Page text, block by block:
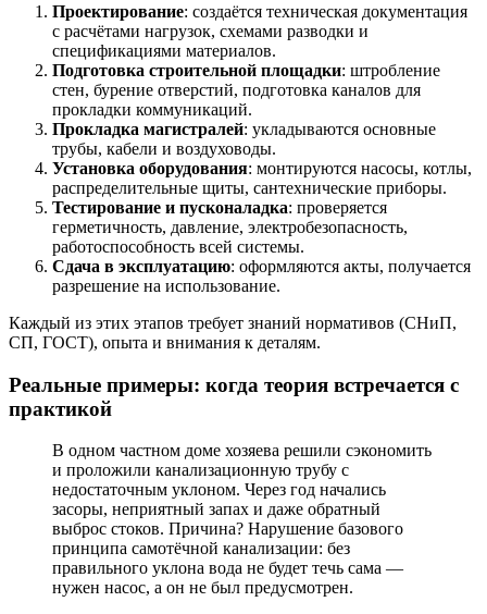
Проектирование: создаётся техническая документация
с расчётами нагрузок, схемами разводки и
спецификациями материалов.
Подготовка строительной площадки: штробление
стен, бурение отверстий, подготовка каналов для
прокладки коммуникаций.
Прокладка магистралей: укладываются основные
трубы, кабели и воздуховоды.
Установка оборудования: монтируются насосы, котлы,
распределительные щиты, сантехнические приборы.
Тестирование и пусконаладка: проверяется
герметичность, давление, электробезопасность,
работоспособность всей системы.
Сдача в эксплуатацию: оформляются акты, получается
разрешение на использование.
Каждый из этих этапов требует знаний нормативов (СНиП,
СП, ГОСТ), опыта и внимания к деталям.
Реальные примеры: когда теория встречается с
практикой
В одном частном доме хозяева решили сэкономить
и проложили канализационную трубу с
недостаточным уклоном. Через год начались
засоры, неприятный запах и даже обратный
выброс стоков. Причина? Нарушение базового
принципа самотёчной канализации: без
правильного уклона вода не будет течь сама —
нужен насос, а он не был предусмотрен.